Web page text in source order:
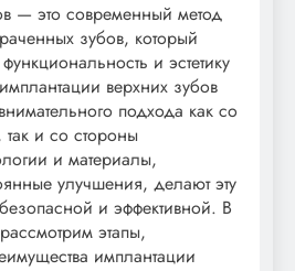
— это современный метод
зубов, который
и эстетику
верхних зубов
подхода как со
и со стороны
и материалы,
улучшения, делают эту
и эффективной. В
этапы,
имплантации